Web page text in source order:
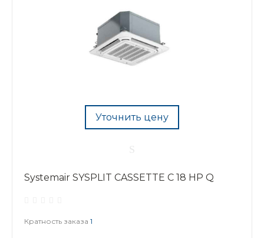
Уточнить цену
Systemair SYSPLIT CASSETTE C 18 HP Q
Кратность заказа 1